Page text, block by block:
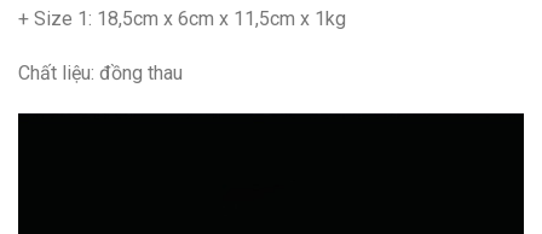
+ Size 1: 18,5cm x 6cm x 11,5cm x 1kg
Chất liệu: đồng thau